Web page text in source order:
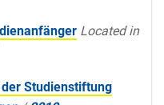
Located in
Studienstiftung